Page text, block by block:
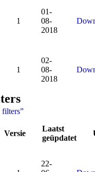
1
01-
08-
2018
1
02-
08-
2018
filters”
Versie
Laatst
geüpdatet
22-